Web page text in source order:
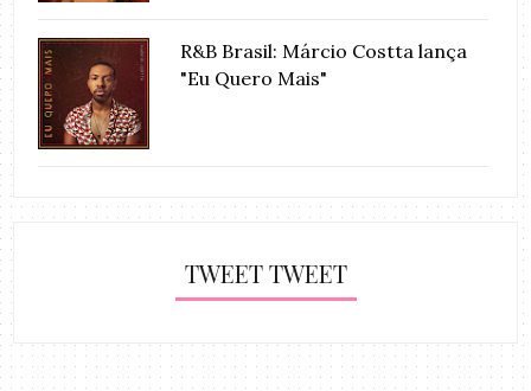
R&B Brasil: Márcio Costta lança
"Eu Quero Mais"
TWEET TWEET